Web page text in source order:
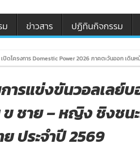
ม ข่าวสาร ปฏิทินกิจกรรม
ภาครัฐ ภาค
ารแข่งขันวอลเลย์บ
ข ชาย – หญิง ชิงชน
ย ประจำปี 2569